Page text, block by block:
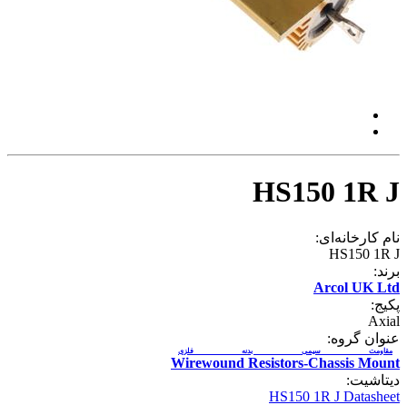
HS150 1R J
نام کارخانه‌ای:
HS150 1R J
برند:
Arcol UK Ltd
پکیج:
Axial
عنوان گروه:
Wirewound Resistors-Chassis Mount
مقاومت سیمی بدنه فلزی
دیتاشیت:
HS150 1R J Datasheet